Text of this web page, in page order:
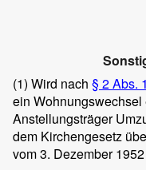
(1) Wird nach § 2 Abs. 1
ein
Anstellungsträger
dem Kirchengesetz
vom 3. Dezember